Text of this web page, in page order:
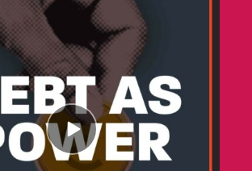
Episode
play
icon